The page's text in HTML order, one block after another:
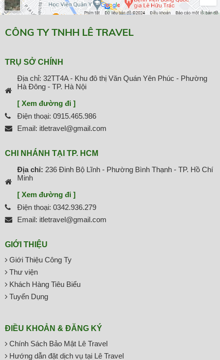
CÔNG TY TNHH LÊ TRAVEL
TRỤ SỞ CHÍNH
Địa chỉ: 32TT4A - Khu đô thị Văn Quán Yên Phúc - Phường
Hà Đông - TP. Hà Nội
[ Xem đường đi ]
Điện thoại: 0915.465.986
Email: itletravel@gmail.com
CHI NHÁNH TẠI TP. HCM
Địa chỉ: 236 Đinh Bộ Lĩnh - Phường Bình Thạnh - TP. Hồ Chí
Minh
[ Xem đường đi ]
Điện thoại: 0342.936.279
Email: itletravel@gmail.com
GIỚI THIỆU
Giới Thiệu Công Ty
Thư viện
Khách Hàng Tiêu Biểu
Tuyển Dụng
ĐIỀU KHOẢN & ĐĂNG KÝ
Chính Sách Bảo Mật Lê Travel
Hướng dẫn đặt dịch vụ tại Lê Travel